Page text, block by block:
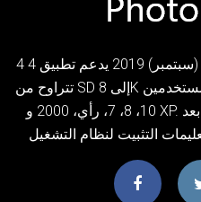
4 أيلول (سبتمبر) 2019 يدعم تطبيق 4K Video Downloader دقة
تتراوح من SD إلى 8K ويسمح للمستخدمين Windows متوافق مع
10، 8، 7، رأي، 2000 و XP. إلى ماك، 10.8، 10.9 و 10:10. بعد
التثبيت لنظام التشغيل